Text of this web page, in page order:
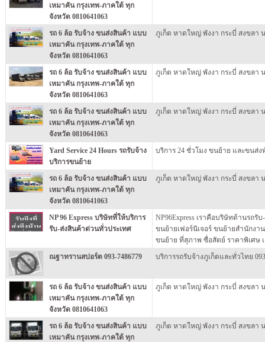
เหมาคัน กรุงเทพ-ภาคใต้ ทุก
จังหวัด 0810641063
รถ 6 ล้อ รับจ้าง ขนส่งสินค้า แบบ
เหมาคัน กรุงเทพ-ภาคใต้ ทุก
จังหวัด 0810641063
ภูเก็ต หาดใหญ่ พังงา กระบี่ สงขลา
รถ 6 ล้อ รับจ้าง ขนส่งสินค้า แบบ
เหมาคัน กรุงเทพ-ภาคใต้ ทุก
จังหวัด 0810641063
ภูเก็ต หาดใหญ่ พังงา กระบี่ สงขลา
รถ 6 ล้อ รับจ้าง ขนส่งสินค้า แบบ
เหมาคัน กรุงเทพ-ภาคใต้ ทุก
จังหวัด 0810641063
ภูเก็ต หาดใหญ่ พังงา กระบี่ สงขลา
Yard Service 24 Hours รถรับจ้าง
บริการขนย้าย
บริการ 24 ชั่วโมง ขนย้าย และขนส่ง
รถ 6 ล้อ รับจ้าง ขนส่งสินค้า แบบ
เหมาคัน กรุงเทพ-ภาคใต้ ทุก
จังหวัด 0810641063
ภูเก็ต หาดใหญ่ พังงา กระบี่ สงขลา
NP 96 Express บริษัทที่ให้บริการ
รับ-ส่งสินค้าด่วนทั่วประเทศ
NP96Express เราคือบริษัทด้านรถ
ขนย้ายเฟอร์นิเจอร์ ขนย้ายสำนักง
ขนย้าย ที่สุภาพ ซื่อสัตย์ ราคาพิเศษ
ณฐาทรานสปอร์ต 093-7486779
บริการรถรับจ้างภูเก็ตและทั่วไทย
รถ 6 ล้อ รับจ้าง ขนส่งสินค้า แบบ
เหมาคัน กรุงเทพ-ภาคใต้ ทุก
จังหวัด 0810641063
ภูเก็ต หาดใหญ่ พังงา กระบี่ สงขลา
รถ 6 ล้อ รับจ้าง ขนส่งสินค้า แบบ
เหมาคัน กรุงเทพ-ภาคใต้ ทุก
ภูเก็ต หาดใหญ่ พังงา กระบี่ สงขลา